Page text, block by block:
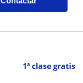
1ª clase gratis